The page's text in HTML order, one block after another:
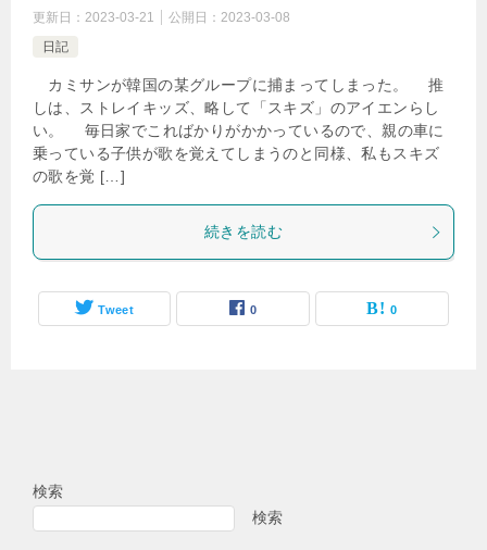
更新日： 2023-03-21 公開日： 2023-03-08
日記
カミサンが韓国の某グループに捕まってしまった。 推
しは、ストレイキッズ、略して「スキズ」のアイエンらし
い。 毎日家でこればかりがかかっているので、親の車に
乗っている子供が歌を覚えてしまうのと同様、私もスキズ
の歌を覚 […]
続きを読む
Tweet 0 0
検索
検索